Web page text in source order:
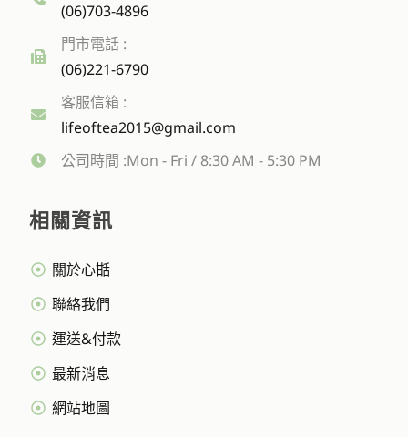
(06)703-4896
門市電話 :
(06)221-6790
客服信箱 :
lifeoftea2015@gmail.com
公司時間 :Mon - Fri / 8:30 AM - 5:30 PM
相關資訊
關於心甛
聯絡我們
運送&付款
最新消息
網站地圖